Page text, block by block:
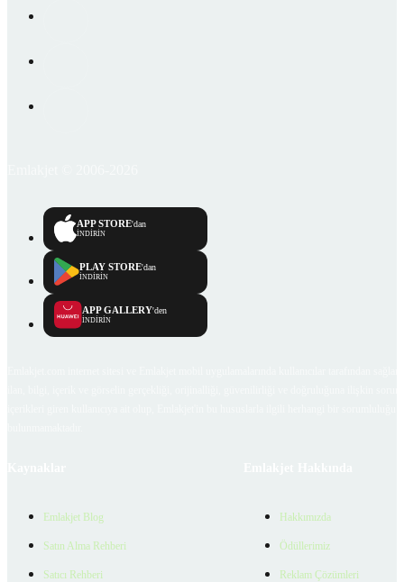
APP STORE'dan
İNDİRİN
PLAY STORE'dan
İNDİRİN
APP GALLERY'den
İNDİRİN
Emlakjet Blog
Satın Alma Rehberi
Satıcı Rehberi
Hakkımızda
Ödüllerimiz
Reklam Çözümleri